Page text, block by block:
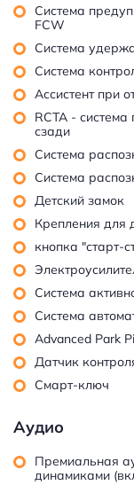
Система
FCW
Система
Система
Ассистент при
RCTA -
сзади
Система
Система
Детский замок
Крепления для
кнопка "старт-
Система
Система
Advanced Park
Датчик
Смарт-ключ
Аудио
Премиальная
динамиками